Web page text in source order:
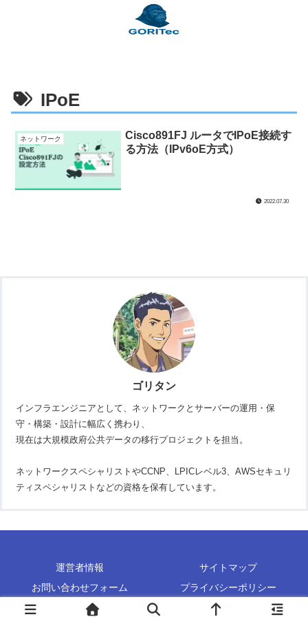
IPoE
ネットワーク
Cisco891FJ ルータでIPoE接続す
る方法（IPv6oE方式）
2022.07.30
ゴリタン
インフラエンジニアとして、ネットワークとサーバーの運用・保
守・構築・設計に幅広く携わり、
現在は大規模政府公共データの移行プロジェクトを担当。
ネットワークスペシャリストやCCNP、LPICレベル3、AWSセキュリ
ティスペシャリストなどの資格を保有しています。
運営者情報
サイトマップ
お問い合わせフォーム
プライバシーポリシー
Copyright © 2013-2026 GORITec All Rights Reserved.